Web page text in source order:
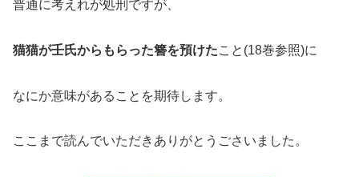
普通に考えれが処刑ですが、
猫猫が壬氏からもらった簪を預けたこと(18巻参照)に
なにか意味があることを期待します。
ここまで読んでいただきありがとうごさいました。